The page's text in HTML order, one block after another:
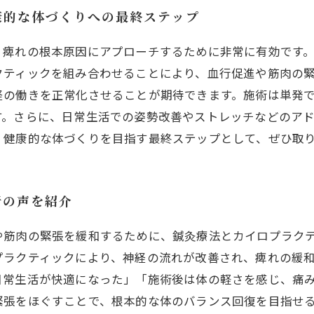
な体づくりへの最終ステップ
れの根本原因にアプローチするために非常に有効です
ィックを組み合わせることにより、血行促進や筋肉の
働きを正常化させることが期待できます。施術は単発
さらに、日常生活での姿勢改善やストレッチなどのア
康的な体づくりを目指す最終ステップとして、ぜひ取
声を紹介
肉の緊張を緩和するために、鍼灸療法とカイロプラク
クティックにより、神経の流れが改善され、痺れの緩
生活が快適になった」「施術後は体の軽さを感じ、痛
をほぐすことで、根本的な体のバランス回復を目指せ